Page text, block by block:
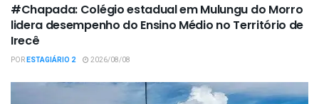
#Chapada: Colégio estadual em Mulungu do Morro
lidera desempenho do Ensino Médio no Território de
Irecê
PORESTAGIÁRIO 2 2026/08/08